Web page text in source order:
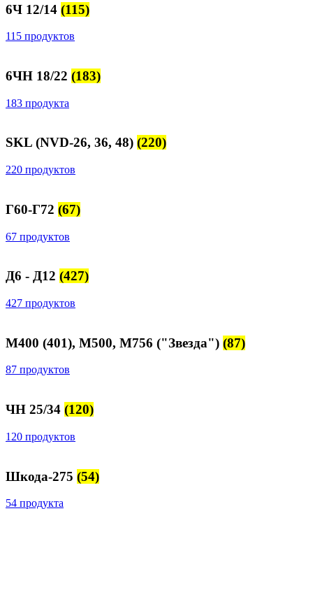
6Ч 12/14 (115)
115 продуктов
6ЧН 18/22 (183)
183 продукта
SKL (NVD-26, 36, 48) (220)
220 продуктов
Г60-Г72 (67)
67 продуктов
Д6 - Д12 (427)
427 продуктов
М400 (401), М500, М756 ("Звезда") (87)
87 продуктов
ЧН 25/34 (120)
120 продуктов
Шкода-275 (54)
54 продукта